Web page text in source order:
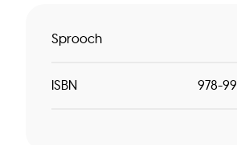
Sprooch
ISBN 978-